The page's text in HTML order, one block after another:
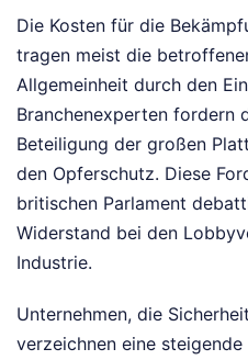
Die Kosten für die
tragen meist die
Allgemeinheit durch den
Branchenexperten fordern
Beteiligung der großen
den Opferschutz. Diese
britischen Parlament
Widerstand bei den
Industrie.
Unternehmen, die
verzeichnen eine